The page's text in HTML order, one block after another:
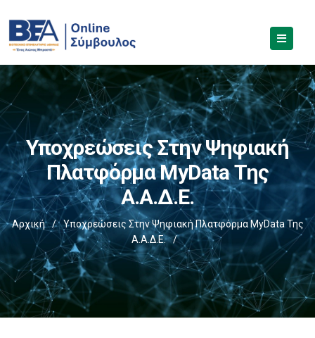
Υποχρεώσεις Στην Ψηφιακή
Πλατφόρμα MyData Της
Α.Α.Δ.Ε.
Αρχική /
Υποχρεώσεις Στην Ψηφιακή Πλατφόρμα MyData Της
Α.Α.Δ.Ε.
/